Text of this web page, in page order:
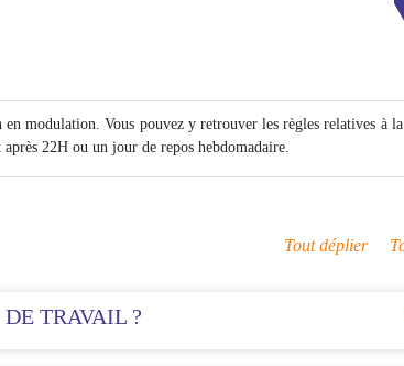
modulation. Vous pouvez y retrouver les règles relatives à
22H ou un jour de repos hebdomadaire.
Tout déplier
TRAVAIL ?